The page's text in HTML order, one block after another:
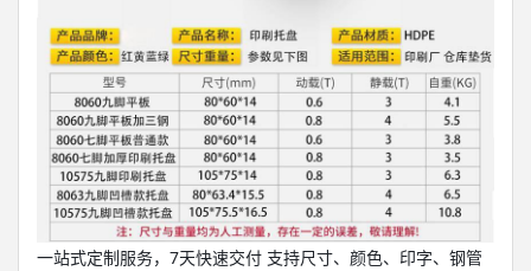
一站式定制服务，7天快速交付 支持尺寸、颜色、印字、钢管